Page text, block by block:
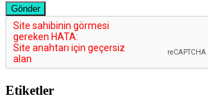
Gönder
Etiketler